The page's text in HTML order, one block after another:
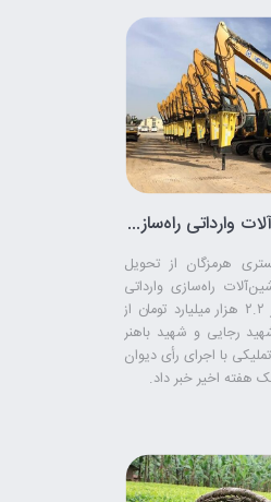
۲۲۷ ماشین‌آلات وارداتی راه‌سازی از بنادر و گمرکات هرمزگان به اموال تملیکی تحویل شد
هرمزگان از تحویل
راه‌سازی وارداتی
به ارزش بیش از ۲.۲ هزار میلیارد تومان از
رجایی و شهید باهنر
با اجرای رأی دیوان
هفته اخیر خبر داد.